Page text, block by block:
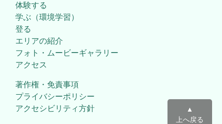
体験する
学ぶ（環境学習）
登る
エリアの紹介
フォト・ムービーギャラリー
アクセス
著作権・免責事項
プライバシーポリシー
アクセシビリティ方針
▲
上へ戻る